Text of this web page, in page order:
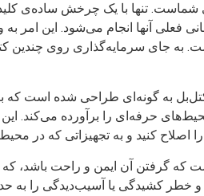
تنها با یک چرخش ساده‌ی کلید
آنها انجام می‌شود. این امر
به جای سرمایه‌گذاری روی چندین
به گونه‌ای طراحی شده است که
حرفه‌ای را برآورده می‌کند. این
گرفتن آن ایمن و راحت باشد،
کشیدگی یا آسیب‌دیدگی را به